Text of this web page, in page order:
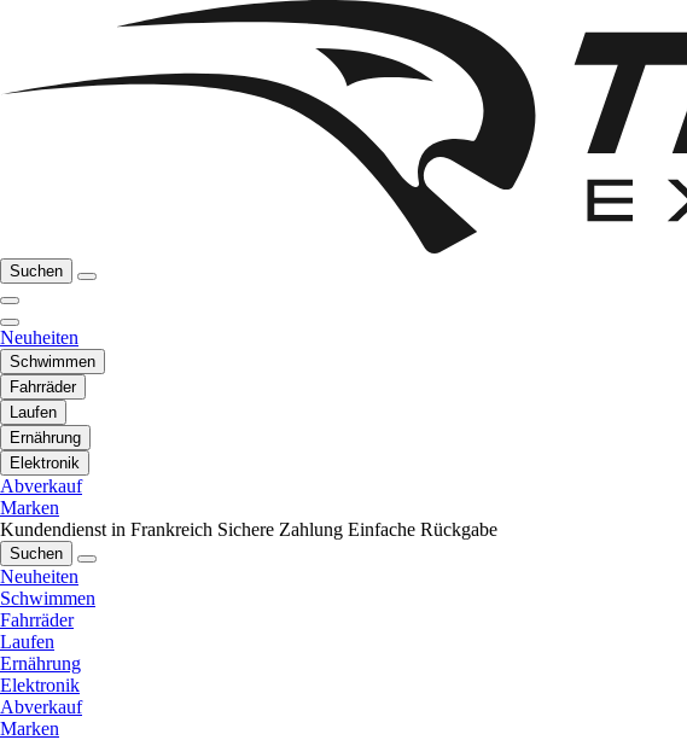
Suchen
Neuheiten
Schwimmen
Fahrräder
Laufen
Ernährung
Elektronik
Abverkauf
Marken
Kundendienst in Frankreich Sichere Zahlung Einfache Rückgabe
Suchen
Neuheiten
Schwimmen
Fahrräder
Laufen
Ernährung
Elektronik
Abverkauf
Marken